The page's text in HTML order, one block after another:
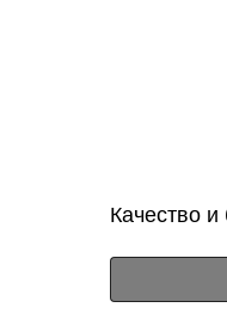
Качество